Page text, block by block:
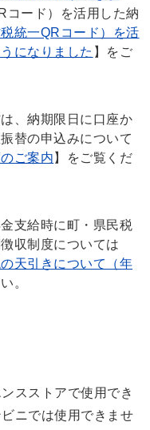
コード）を活用した納
統一QRコード）を活
になりました 】をご
、納期限日に口座か
替の申込みについて
ご案内 】をご覧くだ
支給時に町・県民税
収制度については
天引きについて（年
。
スストアで使用でき
ニでは使用できませ